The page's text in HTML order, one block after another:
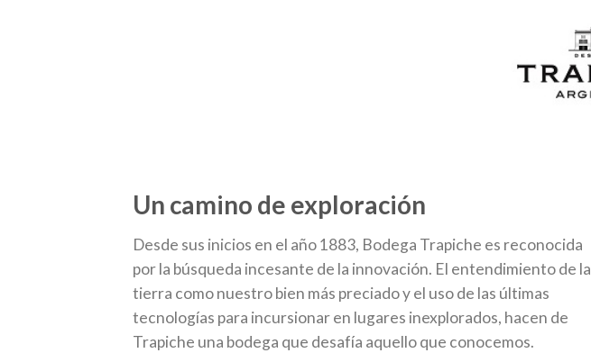
Un camino de exploración
Desde sus inicios en el año 1883, Bodega Trapiche es reconocida
por la búsqueda incesante de la innovación. El entendimiento de la
tierra como nuestro bien más preciado y el uso de las últimas
tecnologías para incursionar en lugares inexplorados, hacen de
Trapiche una bodega que desafía aquello que conocemos.